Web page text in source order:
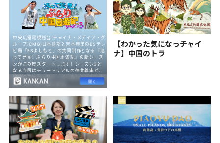
【わかった気になっチャイ
ナ】中国のトラ